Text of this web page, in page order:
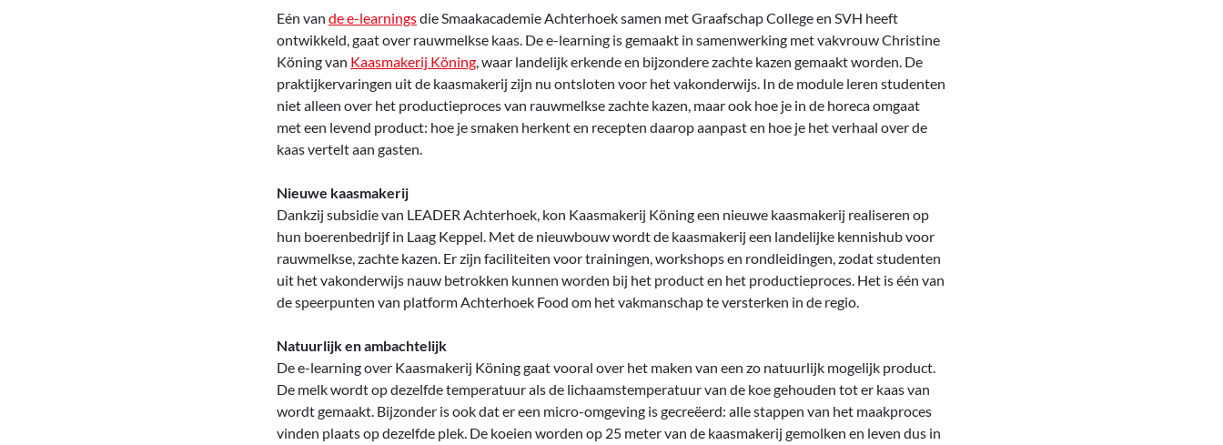
Eén van de e-learningsdie Smaakacademie Achterhoek samen met Graafschap College en SVH heeft
ontwikkeld, gaat over rauwmelkse kaas. De e-learning is gemaakt in samenwerking met vakvrouw Christine
Köning van Kaasmakerij Köning, waar landelijk erkende en bijzondere zachte kazen gemaakt worden. De
praktijkervaringen uit de kaasmakerij zijn nu ontsloten voor het vakonderwijs. In de module leren studenten
niet alleen over het productieproces van rauwmelkse zachte kazen, maar ook hoe je in de horeca omgaat
met een levend product: hoe je smaken herkent en recepten daarop aanpast en hoe je het verhaal over de
kaas vertelt aan gasten.
Nieuwe kaasmakerij
Dankzij subsidie van LEADER Achterhoek, kon Kaasmakerij Köning een nieuwe kaasmakerij realiseren op
hun boerenbedrijf in Laag Keppel. Met de nieuwbouw wordt de kaasmakerij een landelijke kennishub voor
rauwmelkse, zachte kazen. Er zijn faciliteiten voor trainingen, workshops en rondleidingen, zodat studenten
uit het vakonderwijs nauw betrokken kunnen worden bij het product en het productieproces. Het is één van
de speerpunten van platform Achterhoek Food om het vakmanschap te versterken in de regio.
Natuurlijk en ambachtelijk
De e-learning over Kaasmakerij Köning gaat vooral over het maken van een zo natuurlijk mogelijk product.
De melk wordt op dezelfde temperatuur als de lichaamstemperatuur van de koe gehouden tot er kaas van
wordt gemaakt. Bijzonder is ook dat er een micro-omgeving is gecreëerd: alle stappen van het maakproces
vinden plaats op dezelfde plek. De koeien worden op 25 meter van de kaasmakerij gemolken en leven dus in